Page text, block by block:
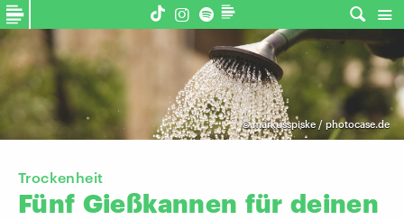
©markusspiske / photocase.de
Trockenheit
Fünf Gießkannen für deinen